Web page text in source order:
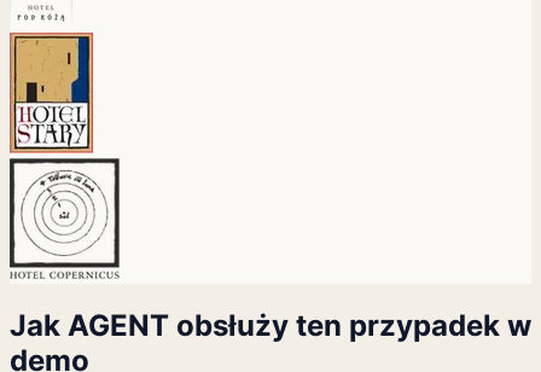
Jak AGENT obsłuży ten przypadek w
demo